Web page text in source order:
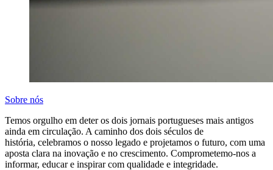
Sobre nós
Temos orgulho em deter os dois jornais portugueses mais antigos
ainda em circulação. A caminho dos dois séculos de
história, celebramos o nosso legado e projetamos o futuro, com uma
aposta clara na inovação e no crescimento. Comprometemo-nos a
informar, educar e inspirar com qualidade e integridade.